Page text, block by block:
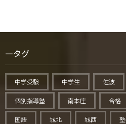
タグ
中学受験 中学生 佐波
個別指導塾 南本庄 合格
国語 城北 城西 塾